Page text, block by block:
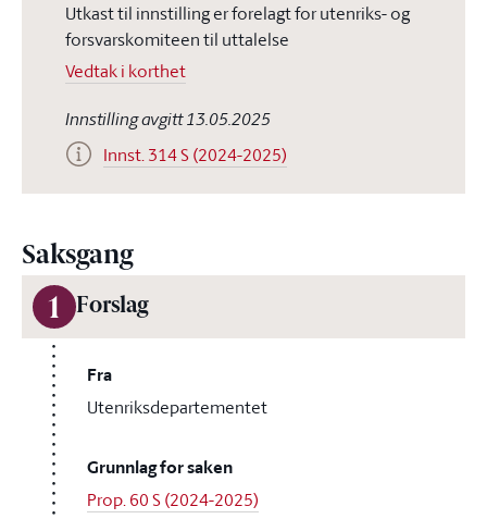
Utkast til innstilling er forelagt for utenriks- og
forsvarskomiteen til uttalelse
Vedtak i korthet
Innstilling avgitt 13.05.2025
Innst. 314 S (2024-2025)
Saksgang
1 Forslag
Fra
Utenriksdepartementet
Grunnlag for saken
Prop. 60 S (2024-2025)